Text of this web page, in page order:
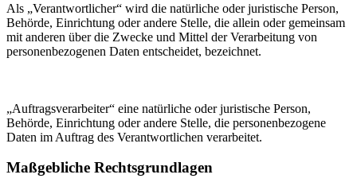
Als „Verantwortlicher“ wird die natürliche oder juristische Person,
Behörde, Einrichtung oder andere Stelle, die allein oder gemeinsam
mit anderen über die Zwecke und Mittel der Verarbeitung von
personenbezogenen Daten entscheidet, bezeichnet.
„Auftragsverarbeiter“ eine natürliche oder juristische Person,
Behörde, Einrichtung oder andere Stelle, die personenbezogene
Daten im Auftrag des Verantwortlichen verarbeitet.
Maßgebliche Rechtsgrundlagen